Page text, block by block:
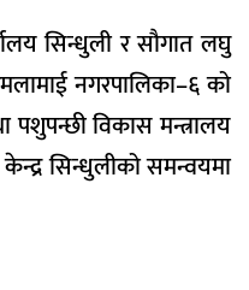
सिन्धुली र सौगात लघु
नगरपालिका–६ को
विकास मन्त्रालय
सिन्धुलीको समन्वयमा